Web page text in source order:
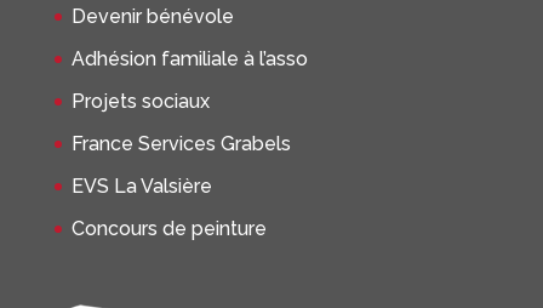
Devenir bénévole
Adhésion familiale à l’asso
Projets sociaux
France Services Grabels
EVS La Valsière
Concours de peinture